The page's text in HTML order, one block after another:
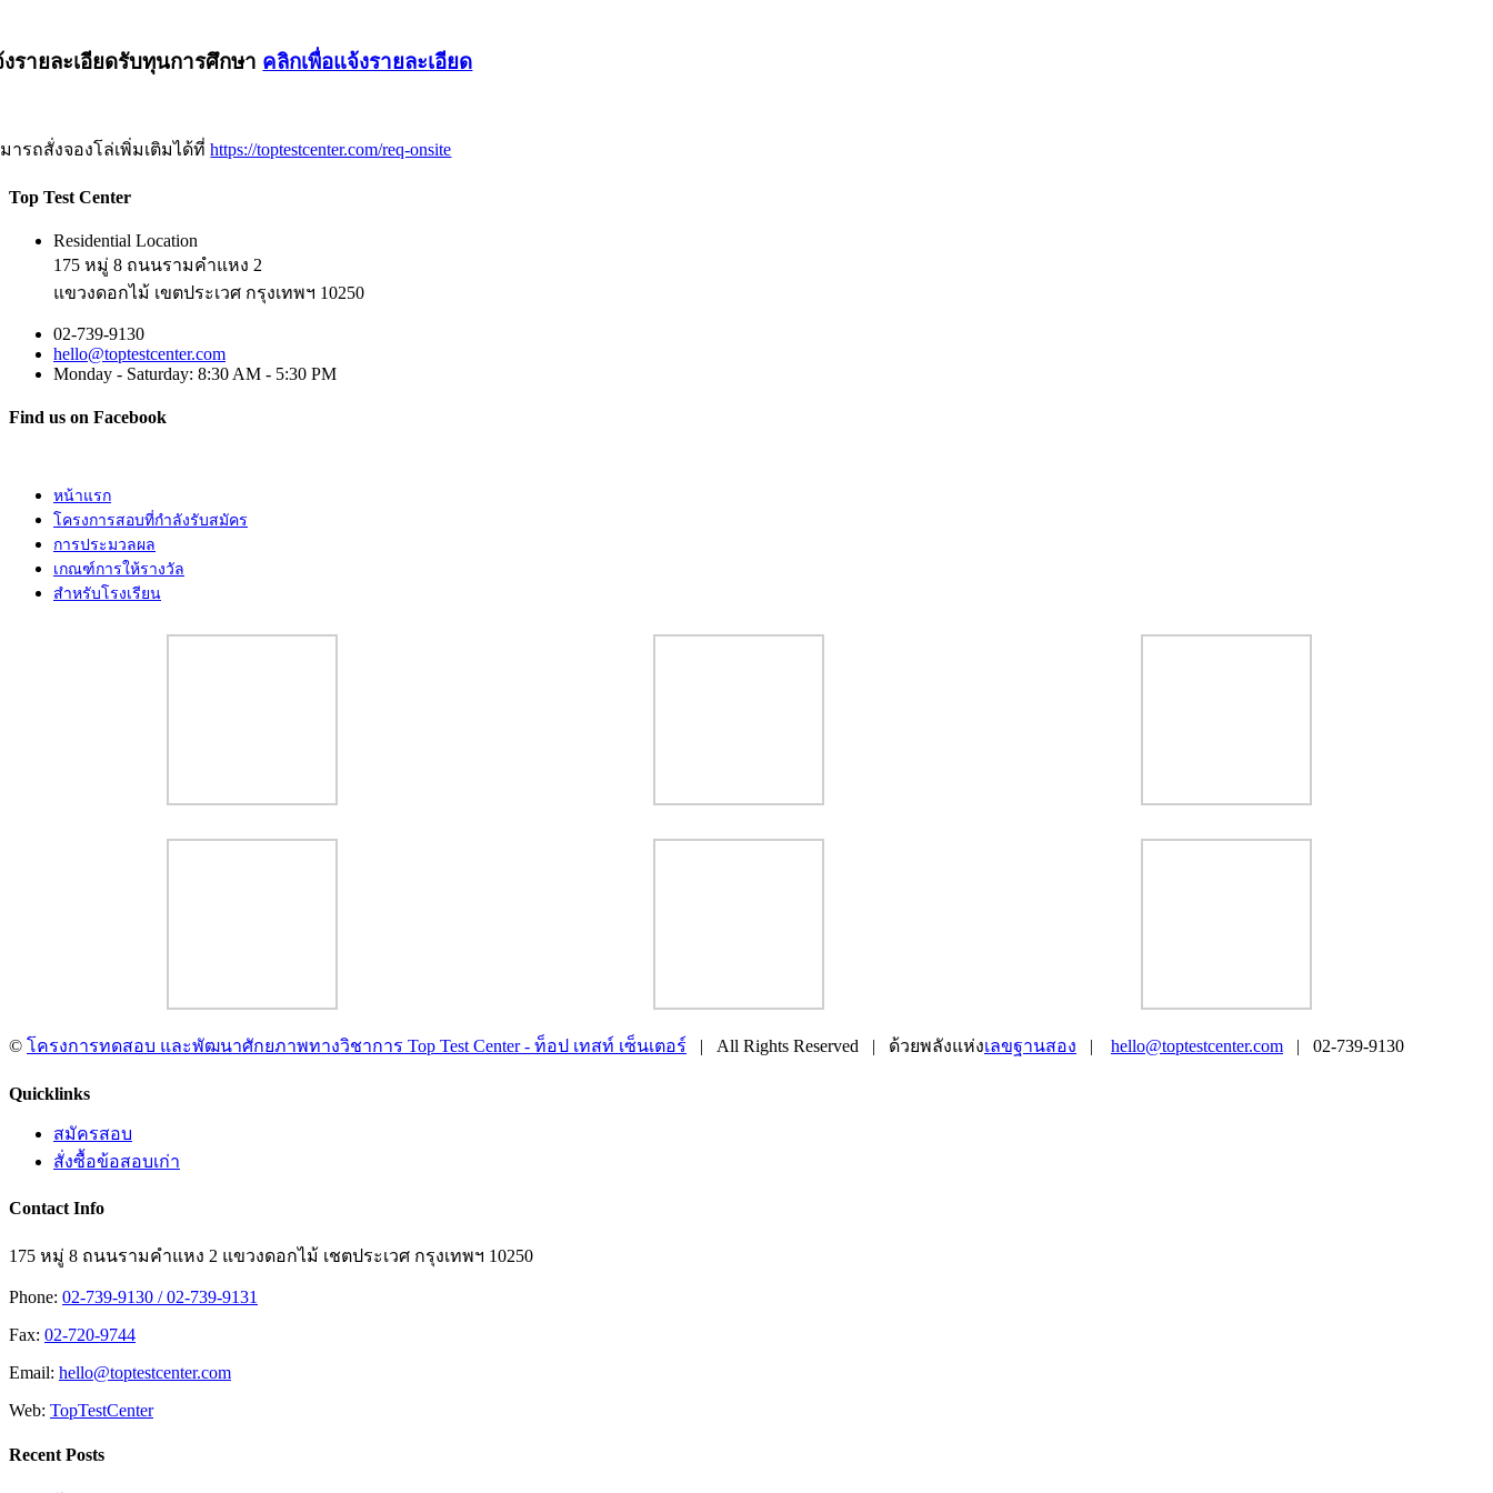
รายละเอียดรับทุนการศึกษา คลิกเพื่อแจ้งรายละเอียด
ารถสั่งจองโล่เพิ่มเติมได้ที่https://toptestcenter.com/req-onsite
Top Test Center
Residential Location
175 หมู่ 8 ถนนรามคำแหง 2
แขวงดอกไม้ เขตประเวศ กรุงเทพฯ 10250
02-739-9130
hello@toptestcenter.com
Monday - Saturday: 8:30 AM - 5:30 PM
Find us on Facebook
หน้าแรก
โครงการสอบที่กำลังรับสมัคร
การประมวลผล
เกณฑ์การให้รางวัล
สำหรับโรงเรียน
© โครงการทดสอบ และพัฒนาศักยภาพทางวิชาการ Top Test Center - ท็อป เทสท์ เซ็นเตอร์ | All Rights Reserved | ด้วยพลังแห่งเลขฐานสอง | hello@toptestcenter.com | 02-739-9130
Toggle
Quicklinks
สมัครสอบ
สั่งซื้อข้อสอบเก่า
Contact Info
175 หมู่ 8 ถนนรามคำแหง 2 แขวงดอกไม้ เชตประเวศ กรุงเทพฯ 10250
Phone: 02-739-9130 / 02-739-9131
Fax: 02-720-9744
Email: hello@toptestcenter.com
Web: TopTestCenter
Recent Posts